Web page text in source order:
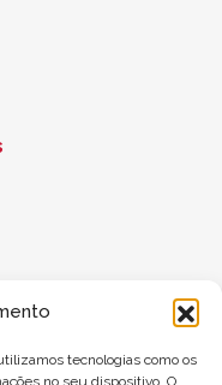
tecnologias como os
no seu dispositivo. O